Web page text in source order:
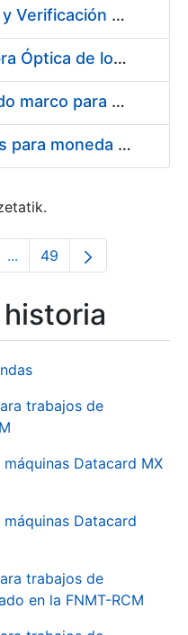
Servicio de Calibración y Verificación Externa de los Equipos de Medición del Servicio de Prevención de la FNMT-RCM
Conexión mediante Fibra Óptica de los Centros de Proceso de Datos (CPDs) de las sedes de la FNMT-RCM de Burgos y Madrid
Contratación de acuerdo marco para el Suministro de Material de Electricidad para la Fábrica Nacional de Moneda y Timbre-Real Casa de la Moneda en su centro de trabajo de Burgos
Suministro de estuches para moneda de 30 €
...Intermediate Pages Use
Orrialdea
49
trabajos de
Datacard MX
Datacard
trabajos de
en la FNMT-RCM